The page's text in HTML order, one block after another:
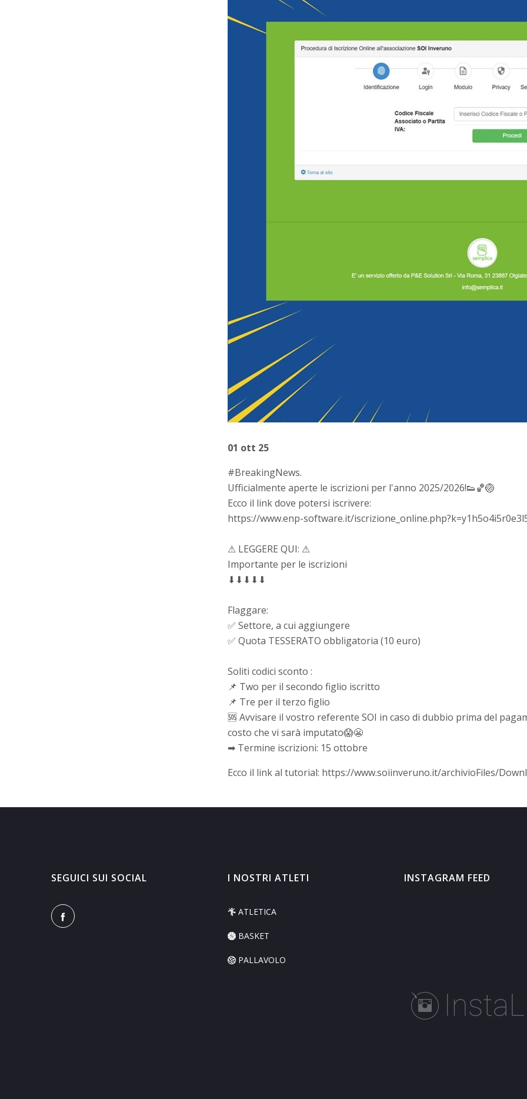
01 ott 25
#BreakingNews.
Ufficialmente aperte le iscrizioni per l'anno 2025/2026!👟🏀🏐
Ecco il link dove potersi iscrivere:
https://www.enp-software.it/
⚠ LEGGERE QUI: ⚠
Importante per le iscrizioni
⬇⬇⬇⬇⬇
Flaggare:
✅ Settore, a cui aggiungere
✅ Quota TESSERATO obbligatoria (10 euro)
Soliti codici sconto :
📌 Two per il secondo figlio iscritto
📌 Tre per il terzo figlio
🆘 Avvisare il vostro referente SOI in caso di dubbio prima del
costo che vi sarà imputato😱😬
➡ Termine iscrizioni: 15 ottobre
Ecco il link al tutorial: https://www.soiinveruno.it/archivioFiles/
SEGUICI SUI SOCIAL I NOSTRI ATLETI
ATLETICA
BASKET
PALLAVOLO
INSTAGRAM FEED